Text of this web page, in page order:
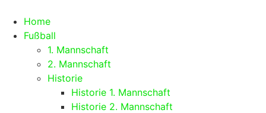
Home
Fußball
1. Mannschaft
2. Mannschaft
Historie
Historie 1. Mannschaft
Historie 2. Mannschaft